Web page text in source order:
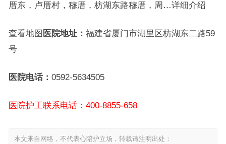
厝东，卢厝村，穆厝，枋湖东路穆厝，周…详细介绍
查看地图 医院地址： 福建省厦门市湖里区枋湖东二路59
号
医院电话： 0592-5634505
医院护工联系电话：400-8855-658
本文来自网络，不代表心陪护立场，转载请注明出处：